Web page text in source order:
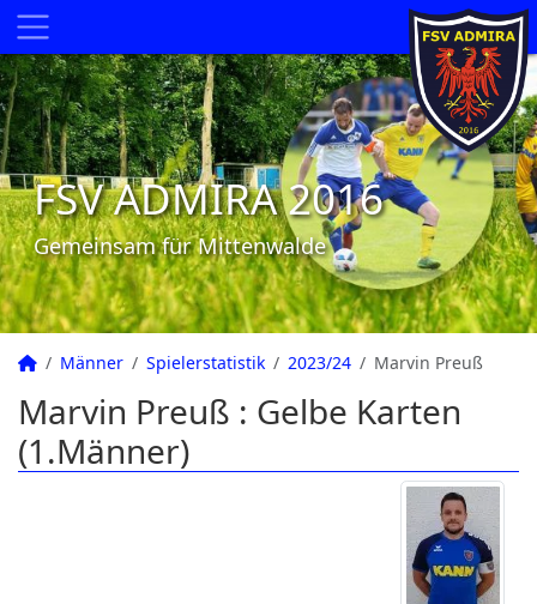
FSV ADMIRA 2016
Gemeinsam für Mittenwalde
Männer Spielerstatistik 2023/24 Marvin Preuß
Marvin Preuß : Gelbe Karten
(1.Männer)